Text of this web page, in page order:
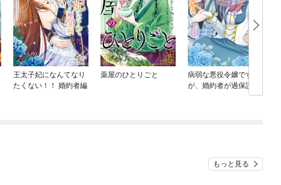
王太子妃になんてなり
たくない！！ 婚約者編
薬屋のひとりごと
病弱な悪役令嬢です
が、婚約者が過保護す
ぎて逃げ出したい(私た
もっと見る